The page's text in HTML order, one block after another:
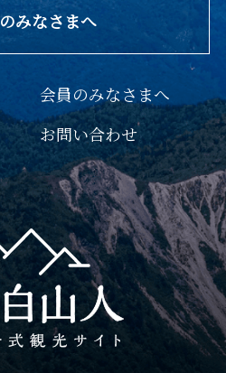
みなさまへ
会員のみなさまへ
お問い合わせ